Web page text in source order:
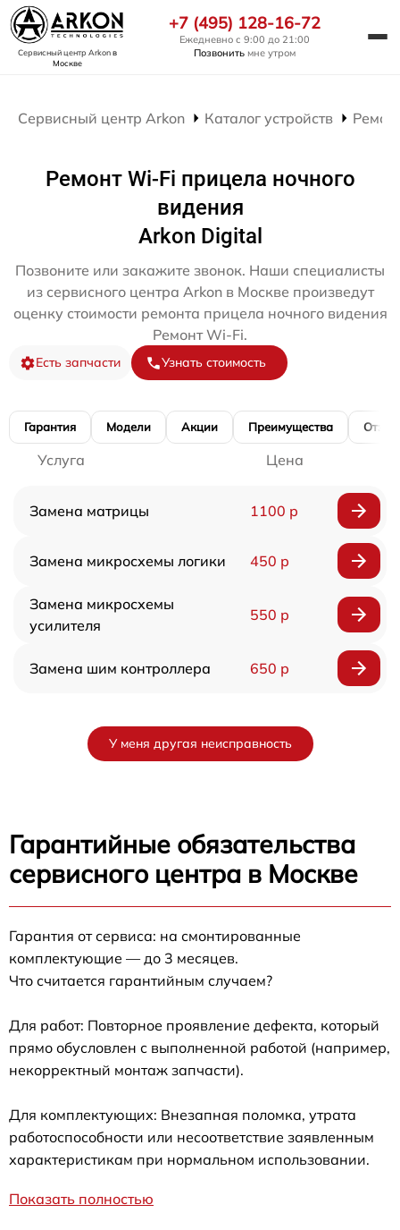
Сервисный центр Arkonв
Москве
+7 (495) 128-16-72
Ежедневно с 9:00 до 21:00
Позвонить мне утром
Сервисный центр Arkon Каталог устройств
Ремонт Wi-Fi прицела ночного
видения
Arkon Digital
Позвоните или закажите звонок. Наши специалисты
из сервисного центра Arkon в Москве произведут
оценку стоимости ремонта прицела ночного видения
Ремонт Wi-Fi.
Есть запчасти Узнать стоимость
Гарантия Модели Акции Преимущества
Услуга Цена
Замена матрицы 1100 р
Замена микросхемы логики 450 р
Замена микросхемы
усилителя
550 р
Замена шим контроллера 650 р
У меня другая неисправность
Гарантийные обязательства
сервисного центра в Москве
Гарантия от сервиса: на смонтированные
комплектующие — до 3 месяцев.
Что считается гарантийным случаем?
Для работ: Повторное проявление дефекта, который
прямо обусловлен с выполненной работой (например,
некорректный монтаж запчасти).
Для комплектующих: Внезапная поломка, утрата
работоспособности или несоответствие заявленным
характеристикам при нормальном использовании.
Показать полностью